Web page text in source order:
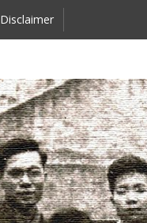
Disclaimer